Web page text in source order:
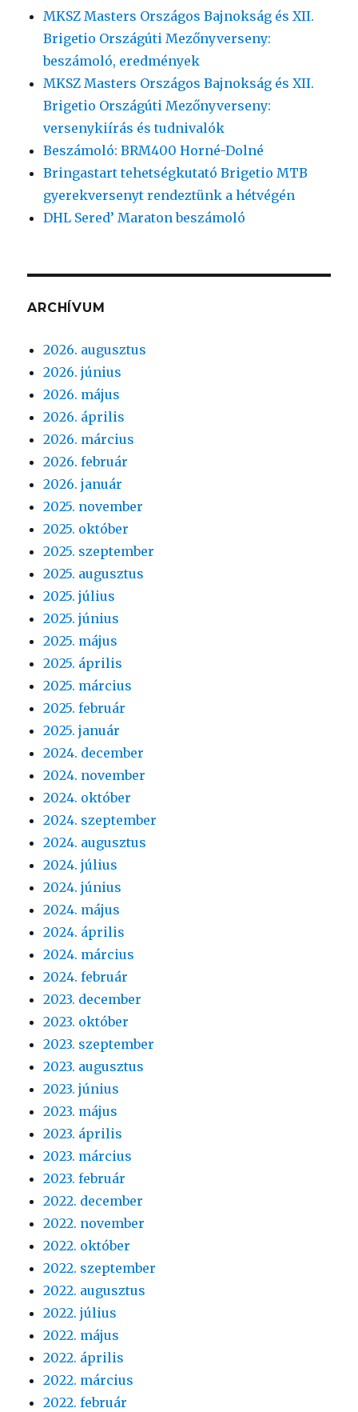
MKSZ Masters Országos Bajnokság és XII.
Brigetio Országúti Mezőnyverseny:
beszámoló, eredmények
MKSZ Masters Országos Bajnokság és XII.
Brigetio Országúti Mezőnyverseny:
versenykiírás és tudnivalók
Beszámoló: BRM400 Horné-Dolné
Bringastart tehetségkutató Brigetio MTB
gyerekversenyt rendeztünk a hétvégén
DHL Sered’ Maraton beszámoló
ARCHÍVUM
2026. augusztus
2026. június
2026. május
2026. április
2026. március
2026. február
2026. január
2025. november
2025. október
2025. szeptember
2025. augusztus
2025. július
2025. június
2025. május
2025. április
2025. március
2025. február
2025. január
2024. december
2024. november
2024. október
2024. szeptember
2024. augusztus
2024. július
2024. június
2024. május
2024. április
2024. március
2024. február
2023. december
2023. október
2023. szeptember
2023. augusztus
2023. június
2023. május
2023. április
2023. március
2023. február
2022. december
2022. november
2022. október
2022. szeptember
2022. augusztus
2022. július
2022. május
2022. április
2022. március
2022. február